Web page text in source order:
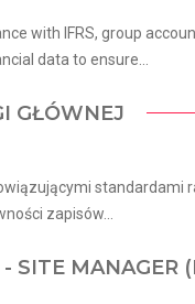
with IFRS, group
data to ensure...
GŁÓWNEJ
standardami
zapisów...
SITE MANAGER